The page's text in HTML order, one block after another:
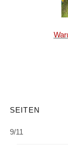
SEITEN
9/11